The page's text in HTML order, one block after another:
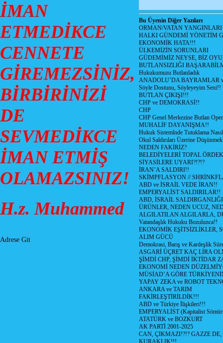
İMAN
ETMEDİKCE
CENNETE
GİREMEZSİNİZ,
BİRBİRİNİZİ
DE
SEVMEDİKCE
İMAN ETMİŞ
OLAMAZSINIZ!
H.z. Muhammed
Adrese Git
Bu Üyenin Diğer Yazıları
ORMAN/VATAN
HALKI GÜNDEMİ YÖNETİM
EKONOMİK HATA!!!
ÜLKEMİZİN SORUNLARI
GÜDEMİMİZ NEYSE, BİZ
BUTLANSIZLIĞI
Hukukumuzu Butlanladık
ANADOLU’DA BAYRAMLAR
Söyle Dostunu, Söyleyeyim Seni!!
BUTLAN ÇIKIŞI!!!
CHP ve DEMOKRASİ!!
CHP
CHP Genel Merkezine Butlan
MUHALİF DAYANIŞMA!!
Hukuk Sistemlnde Tutuklama
Okul Saldırıları Üzerine
NEDEN FAKİRİZ?
BELEDİYELERİ TOPAL
SİYASİLERE UYARI?!?!?
İRAN’A SALDIRI!!
SKİMPFLASYON //
ABD ve İSRAİL VEDE İRAN!!
EMPERYALİST SALDIRILAR!!
ABD, İSRAİL SALDIRGANLIĞI
ÜRÜNLER, NEDEN UCUZ,
ALGILATILAN ALGILARLA,
Vatandaşlık Hukuku Bozulunca!!
EKONOMİK EŞİTSİZLİKLER,
ALIM GÜCÜ
Demokrasi, Barış ve Kardeşlik
ASGARİ ÜÇRET KAÇ LİRA
ŞİMDİ CHP, ŞİMDİ İKTİDAR
EKONOMİ NEDEN
MÜSİAD’A GÖRE
YAPAY ZEKA ve ROBOT
ANKARA ve TARIM
FAKİRLEŞTİRİLDİK!!!
ABD ve Türkiye İlişkileri!!!
EMPERYALİST (Kapitalist
ATATÜRK ve BOZKURT
AK PARTİ 2001-2025
CAN, ÇIKMAZI!?!? GAZZE
KURAKLIK!!!